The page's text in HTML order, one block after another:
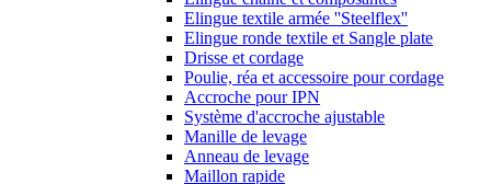
Elingue textile armée ''Steelflex''
Elingue ronde textile et Sangle plate
Drisse et cordage
Poulie, réa et accessoire pour cordage
Accroche pour IPN
Système d'accroche ajustable
Manille de levage
Anneau de levage
Maillon rapide